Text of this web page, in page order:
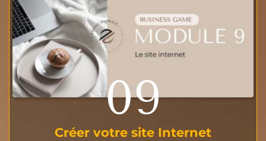
09
Créer votre site Internet